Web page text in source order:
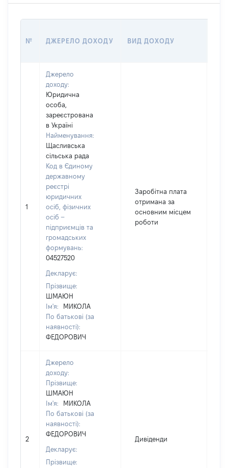
№ ДЖЕРЕЛО ДОХОДУ ВИД ДОХОДУ
1
Джерело
доходу:
Юридична
особа,
зареєстрована
в Україні
Найменування:
Щасливська
сільська рада
Код в Єдиному
державному
реєстрі
юридичних
осіб, фізичних
осіб –
підприємців та
громадських
формувань:
04527520
Декларує:
Прізвище:
ШМАЮН
Ім'я:
МИКОЛА
По батькові (за
наявності):
ФЕДОРОВИЧ
Заробітна плата
отримана за
основним місцем
роботи
2
Джерело
доходу:
Прізвище:
ШМАЮН
Ім'я:
МИКОЛА
По батькові (за
наявності):
ФЕДОРОВИЧ
Декларує:
Прізвище:
Дивіденди